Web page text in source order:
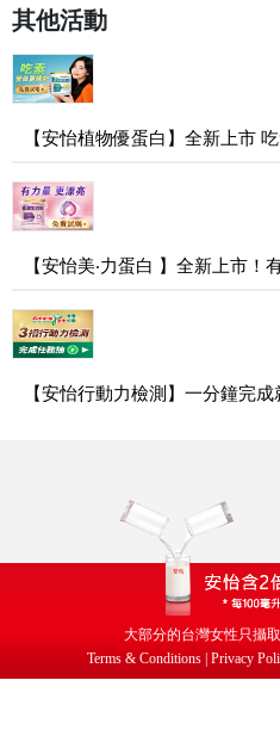
其他活動
【安怡植物優蛋白】全新上市
【安怡美‧力蛋白 】全新上市
【安怡行動力檢測】一分鐘完
大部分的台灣女性只攝取
Terms & Conditions | Privacy